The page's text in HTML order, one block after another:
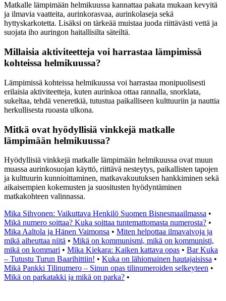
Matkalle lämpimään helmikuussa kannattaa pakata mukaan kevyitä
ja ilmavia vaatteita, aurinkorasvaa, aurinkolaseja sekä
hyttyskarkotetta. Lisäksi on tärkeää muistaa juoda riittävästi vettä ja
suojata iho auringon haitallisilta säteiltä.
Millaisia aktiviteetteja voi harrastaa lämpimissä
kohteissa helmikuussa?
Lämpimissä kohteissa helmikuussa voi harrastaa monipuolisesti
erilaisia aktiviteetteja, kuten aurinkoa ottaa rannalla, snorklata,
sukeltaa, tehdä veneretkiä, tutustua paikalliseen kulttuuriin ja nauttia
herkullisesta ruoasta ulkona.
Mitkä ovat hyödyllisiä vinkkejä matkalle
lämpimään helmikuussa?
Hyödyllisiä vinkkejä matkalle lämpimään helmikuussa ovat muun
muassa aurinkosuojan käyttö, riittävä nesteytys, paikallisten tapojen
ja kulttuurin kunnioittaminen, matkavakuutuksen hankkiminen sekä
aikaisempien kokemusten ja suositusten hyödyntäminen
matkakohteen valinnassa.
Mika Sihvonen: Vaikuttava Henkilö Suomen Bisnesmaailmassa •
Mikä numero soittaa? Kuka soittaa tuntemattomasta numerosta? •
Mika Aaltola ja Hänen Vaimonsa • Miten helpottaa ilmavaivoja ja
mikä aiheuttaa niitä • Mikä on kommunismi, mikä on kommunisti,
mikä on kommari • Mika Kiekara: Kaiken kattava opas • Bar Kuka
– Tutustu Turun Baarihittiin! • Kuka on lähiomainen hautajaisissa •
Mikä Pankki Tilinumero – Sinun opas tilinumeroiden selkeyteen •
Mikä on parkatakki ja mikä on parka? •